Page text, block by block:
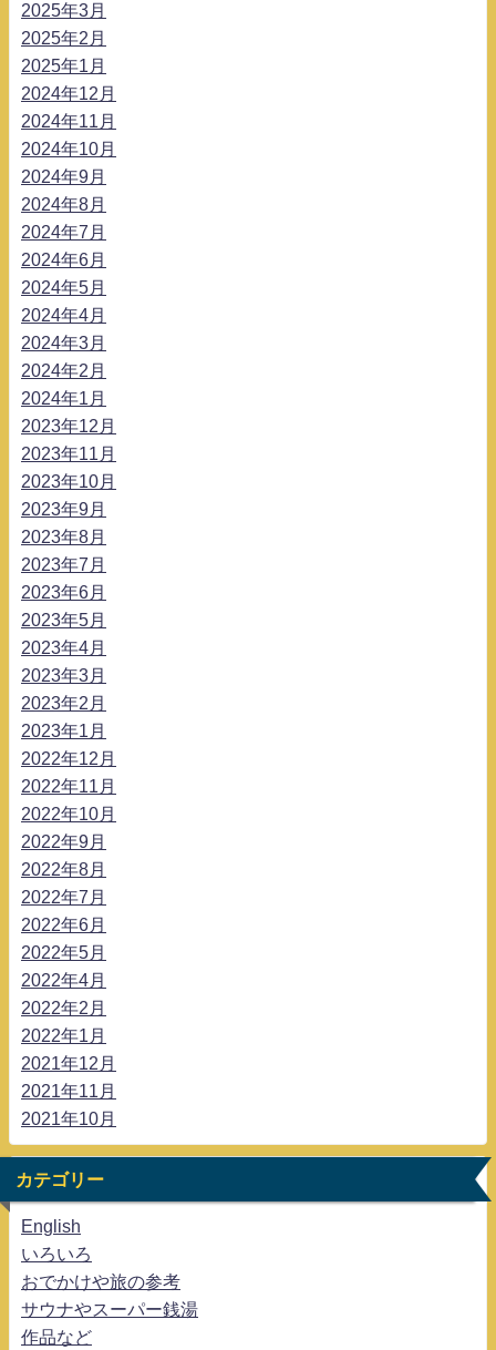
2025年3月
2025年2月
2025年1月
2024年12月
2024年11月
2024年10月
2024年9月
2024年8月
2024年7月
2024年6月
2024年5月
2024年4月
2024年3月
2024年2月
2024年1月
2023年12月
2023年11月
2023年10月
2023年9月
2023年8月
2023年7月
2023年6月
2023年5月
2023年4月
2023年3月
2023年2月
2023年1月
2022年12月
2022年11月
2022年10月
2022年9月
2022年8月
2022年7月
2022年6月
2022年5月
2022年4月
2022年2月
2022年1月
2021年12月
2021年11月
2021年10月
カテゴリー
English
いろいろ
おでかけや旅の参考
サウナやスーパー銭湯
作品など